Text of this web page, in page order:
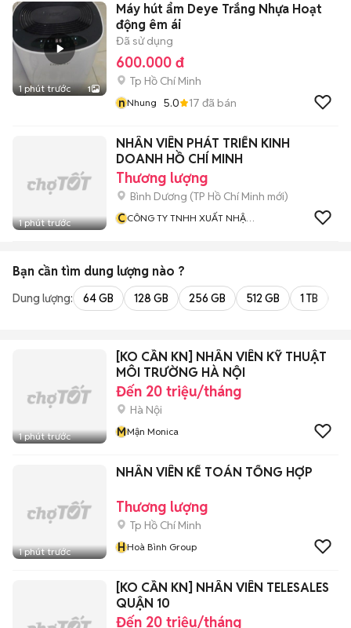
1 phút trước 1
Máy hút ẩm Deye Trắng Nhựa Hoạt
động êm ái
Đã sử dụng
600.000 đ
Tp Hồ Chí Minh
nNhung 5.0 17 đã bán
1 phút trước
NHÂN VIÊN PHÁT TRIỂN KINH
DOANH HỒ CHÍ MINH
Thương lượng
Bình Dương (TP Hồ Chí Minh mới)
CCÔNG TY TNHH XUẤT NHẬP
Bạn cần tìm dung lượng nào ?
Dung lượng: 64 GB 128 GB 256 GB 512 GB 1 TB
1 phút trước
[KO CẦN KN] NHÂN VIÊN KỸ THUẬT
MÔI TRƯỜNG HÀ NỘI
Đến 20 triệu/tháng
Hà Nội
MMận Monica
1 phút trước
NHÂN VIÊN KẾ TOÁN TỔNG HỢP
Thương lượng
Tp Hồ Chí Minh
HHoà Bình Group
[KO CẦN KN] NHÂN VIÊN TELESALES
QUẬN 10
Đến 20 triệu/tháng